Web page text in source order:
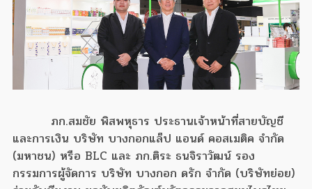
ภก.สมชัย พิสพหุธาร ประธานเจ้าหน้าที่สายบัญชี
และการเงิน บริษัท บางกอกแล็ป แอนด์ คอสเมติค จำกัด
(มหาชน) หรือ BLC และ ภก.ติระ ธนจิราวัฒน์ รอง
กรรมการผู้จัดการ บริษัท บางกอก ดรัก จำกัด (บริษัทย่อย)